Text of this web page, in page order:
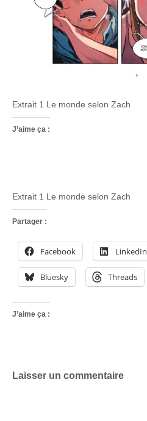
Extrait 1 Le monde selon Zach
J’aime ça :
Extrait 1 Le monde selon Zach
Partager :
Facebook LinkedIn
Bluesky Threads
J’aime ça :
Laisser un commentaire